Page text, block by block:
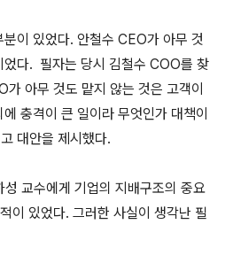
이 있었다. 안철수 CEO가 아무 것
었다. 필자는 당시 김철수 COO를 찾
아무 것도 맡지 않는 것은 고객이
충격이 큰 일이라 무엇인가 대책이
대안을 제시했다.
교수에게 기업의 지배구조의 중요
이 있었다. 그러한 사실이 생각난 필